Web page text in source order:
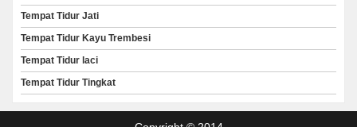
Tempat Tidur Jati
Tempat Tidur Kayu Trembesi
Tempat Tidur laci
Tempat Tidur Tingkat